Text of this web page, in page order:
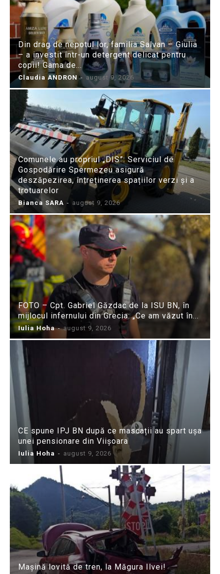
Din drag de nepotul lor, familia Salvan – Giulia
– a investit într-un detergent delicat pentru
copii! Gama de...
Claudia ANDRON - august 9, 2026
Comunele au propriul „DIS”: Serviciul de
Gospodărire Spermezeu asigură
deszăpezirea, întreținerea spațiilor verzi și a
trotuarelor
Bianca SARA - august 9, 2026
FOTO – Cpt. Gabriel Găzdac de la ISU BN, în
mijlocul infernului din Grecia: „Ce am văzut în...
Iulia Hoha - august 9, 2026
CE spune IPJ BN după ce mascații au spart ușa
unei pensionare din Viișoara
Iulia Hoha - august 9, 2026
Mașină lovită de tren, la Măgura Ilvei!